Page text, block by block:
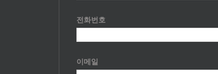
전화번호
이메일